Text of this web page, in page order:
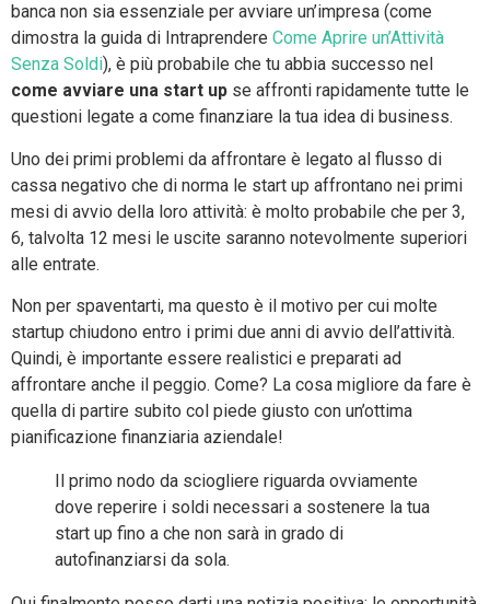
banca non sia essenziale per avviare un’impresa (come
dimostra la guida di Intraprendere Come Aprire un’Attività
Senza Soldi), è più probabile che tu abbia successo nel
come avviare una start up se affronti rapidamente tutte le
questioni legate a come finanziare la tua idea di business.
Uno dei primi problemi da affrontare è legato al flusso di
cassa negativo che di norma le start up affrontano nei primi
mesi di avvio della loro attività: è molto probabile che per 3,
6, talvolta 12 mesi le uscite saranno notevolmente superiori
alle entrate.
Non per spaventarti, ma questo è il motivo per cui molte
startup chiudono entro i primi due anni di avvio dell’attività.
Quindi, è importante essere realistici e preparati ad
affrontare anche il peggio. Come? La cosa migliore da fare è
quella di partire subito col piede giusto con un’ottima
pianificazione finanziaria aziendale!
Il primo nodo da sciogliere riguarda ovviamente
dove reperire i soldi necessari a sostenere la tua
start up fino a che non sarà in grado di
autofinanziarsi da sola.